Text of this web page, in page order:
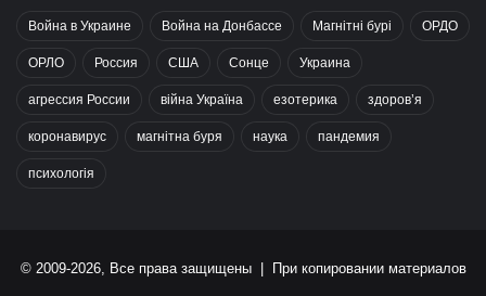
Война в Украине Война на Донбассе Магнітні бурі ОРДО
ОРЛО Россия США Сонце Украина
агрессия России війна Україна езотерика здоров’я
коронавирус магнітна буря наука пандемия
психологія
© 2009-2026, Все права защищены | При копировании материалов